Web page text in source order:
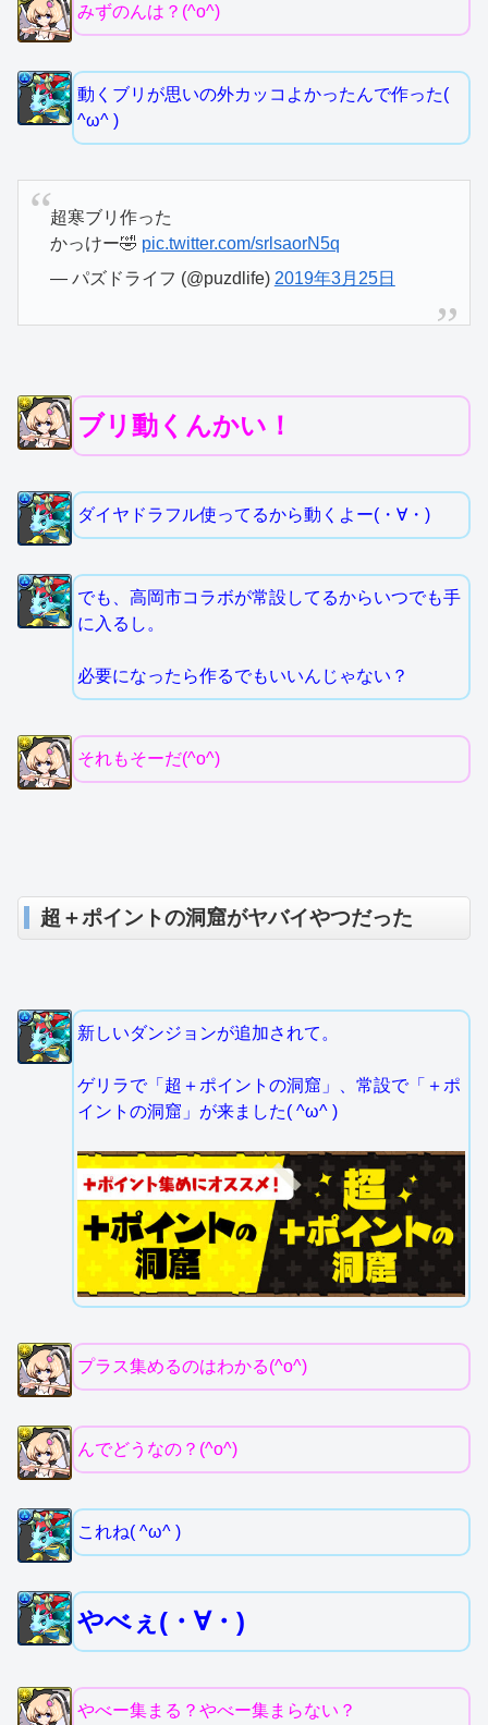
みずのんは？(^o^)
動くブリが思いの外カッコよかったんで作った(
^ω^ )
超寒ブリ作った
かっけー🤣 pic.twitter.com/srlsaorN5q
— パズドライフ (@puzdlife) 2019年3月25日
ブリ動くんかい！
ダイヤドラフル使ってるから動くよー(・∀・)
でも、高岡市コラボが常設してるからいつでも手
に入るし。
必要になったら作るでもいいんじゃない？
それもそーだ(^o^)
超＋ポイントの洞窟がヤバイやつだった
新しいダンジョンが追加されて。
ゲリラで「超＋ポイントの洞窟」、常設で「＋ポ
イントの洞窟」が来ました( ^ω^ )
プラス集めるのはわかる(^o^)
んでどうなの？(^o^)
これね( ^ω^ )
やべぇ(・∀・)
やべー集まる？やべー集まらない？